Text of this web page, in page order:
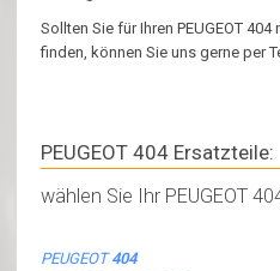
Sollten Sie für Ihren PEUGEOT
finden, können Sie uns gerne per
PEUGEOT 404 Ersatzteile:
wählen Sie Ihr PEUGEOT
PEUGEOT404